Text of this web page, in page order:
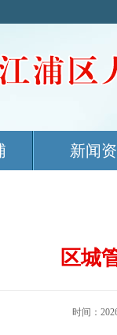
新闻
区城
时间：